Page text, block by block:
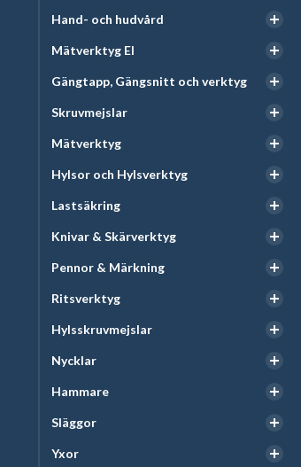
Hand- och hudvård
Mätverktyg El
Gängtapp, Gängsnitt och verktyg
Skruvmejslar
Mätverktyg
Hylsor och Hylsverktyg
Lastsäkring
Knivar & Skärverktyg
Pennor & Märkning
Ritsverktyg
Hylsskruvmejslar
Nycklar
Hammare
Släggor
Yxor